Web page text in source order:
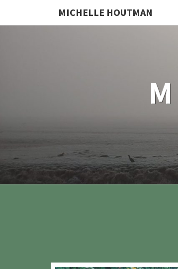
MICHELLE HOUTMAN